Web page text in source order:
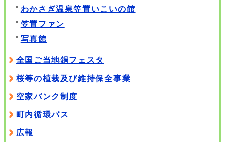
わかさぎ温泉笠置いこいの館
笠置ファン
写真館
全国ご当地鍋フェスタ
桜等の植栽及び維持保全事業
空家バンク制度
町内循環バス
広報